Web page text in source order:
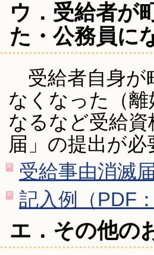
ウ．受給者が
た・公務員に
受給者自身が
なくなった（
なるなど受給
届」の提出が
受給事由消滅
記入例（PDF
エ．その他の